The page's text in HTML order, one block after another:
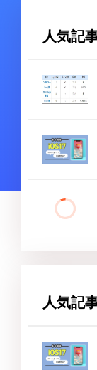
人気記
人気記